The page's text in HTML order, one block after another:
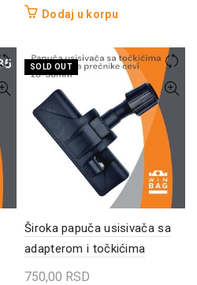
Dodaj u korpu
SOLD OUT
Široka papuča usisivača sa
adapterom i točkićima
750,00 RSD